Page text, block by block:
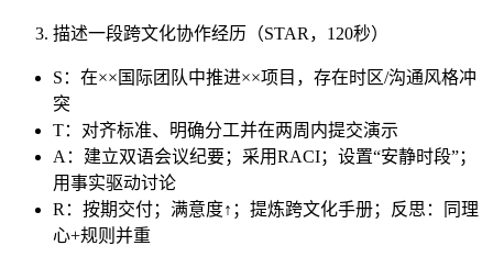
描述一段跨文化协作经历（STAR，120秒）
S：在××国际团队中推进××项目，存在时区/沟通风格冲
突
T：对齐标准、明确分工并在两周内提交演示
A：建立双语会议纪要；采用RACI；设置“安静时段”；
用事实驱动讨论
R：按期交付；满意度↑；提炼跨文化手册；反思：同理
心+规则并重